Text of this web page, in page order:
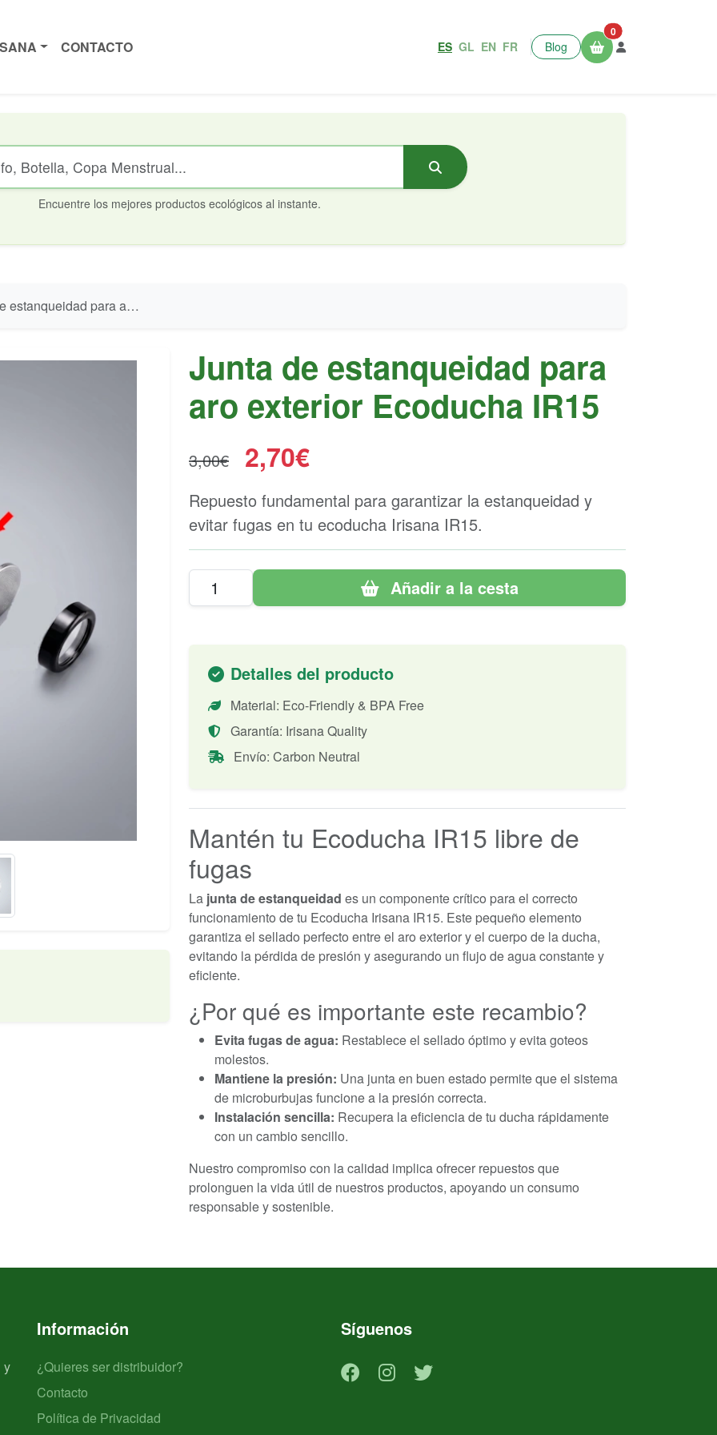
CONTACTO ES GL EN FR Blog
0
Encuentre los mejores productos ecológicos al instante.
para aro exterior Ecoducha IR15
Junta de estanqueidad para
aro exterior Ecoducha IR15
3,00€ 2,70€
Repuesto fundamental para garantizar la estanqueidad y
evitar fugas en tu ecoducha Irisana IR15.
Añadir a la cesta
Detalles del producto
Material: Eco-Friendly & BPA Free
Garantía: Irisana Quality
Envío: Carbon Neutral
Mantén tu Ecoducha IR15 libre de
fugas
La junta de estanqueidad es un componente crítico para el correcto
funcionamiento de tu Ecoducha Irisana IR15. Este pequeño elemento
garantiza el sellado perfecto entre el aro exterior y el cuerpo de la ducha,
evitando la pérdida de presión y asegurando un flujo de agua constante y
eficiente.
¿Por qué es importante este recambio?
Evita fugas de agua: Restablece el sellado óptimo y evita goteos
molestos.
Mantiene la presión: Una junta en buen estado permite que el sistema
de microburbujas funcione a la presión correcta.
Instalación sencilla: Recupera la eficiencia de tu ducha rápidamente
con un cambio sencillo.
Nuestro compromiso con la calidad implica ofrecer repuestos que
prolonguen la vida útil de nuestros productos, apoyando un consumo
responsable y sostenible.
y
Información
¿Quieres ser distribuidor?
Contacto
Política de Privacidad
Síguenos